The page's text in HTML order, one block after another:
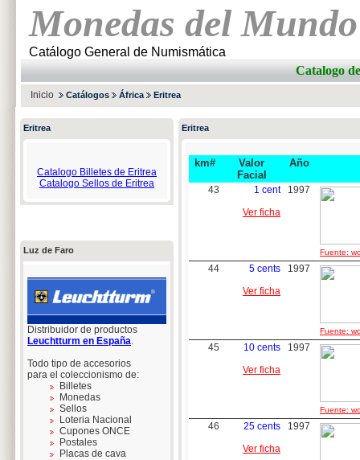
Monedas del Mundo
Catálogo General de Numismática
Catalogo
Inicio Catálogos África Eritrea
Eritrea
Catalogo Billetes de Eritrea
Catalogo Sellos de Eritrea
Luz de Faro
Distribuidor de productos
Leuchtturm en España.
Todo tipo de accesorios
para el coleccionismo de:
Billetes
Monedas
Sellos
Loteria Nacional
Cupones ONCE
Postales
Placas de cava
Eritrea
km#
Valor
Facial
Año
43
1 cent
Ver ficha
1997
Fuente:
44
5 cents
Ver ficha
1997
Fuente:
45
10 cents
Ver ficha
1997
Fuente:
46
25 cents
Ver ficha
1997